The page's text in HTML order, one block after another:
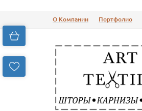
О Компании Портфолио